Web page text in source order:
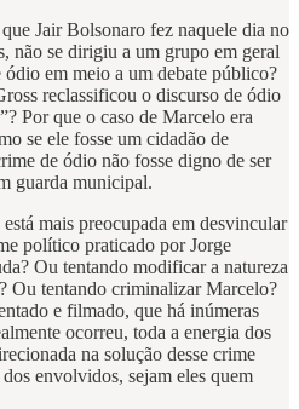
Jair Bolsonaro fez naquele dia no
não se dirigiu a um grupo em geral
em meio a um debate público?
reclassificou o discurso de ódio
Por que o caso de Marcelo era
se ele fosse um cidadão de
de ódio não fosse digno de ser
guarda municipal.
mais preocupada em desvincular
político praticado por Jorge
Ou tentando modificar a natureza
Ou tentando criminalizar Marcelo?
e filmado, que há inúmeras
ocorreu, toda a energia dos
na solução desse crime
envolvidos, sejam eles quem